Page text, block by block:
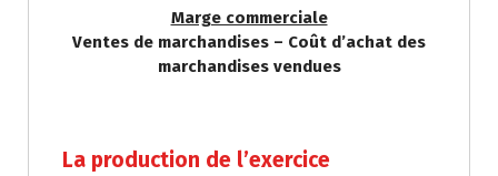
Marge commerciale
Ventes de marchandises – Coût d’achat des
marchandises vendues
La production de l’exercice